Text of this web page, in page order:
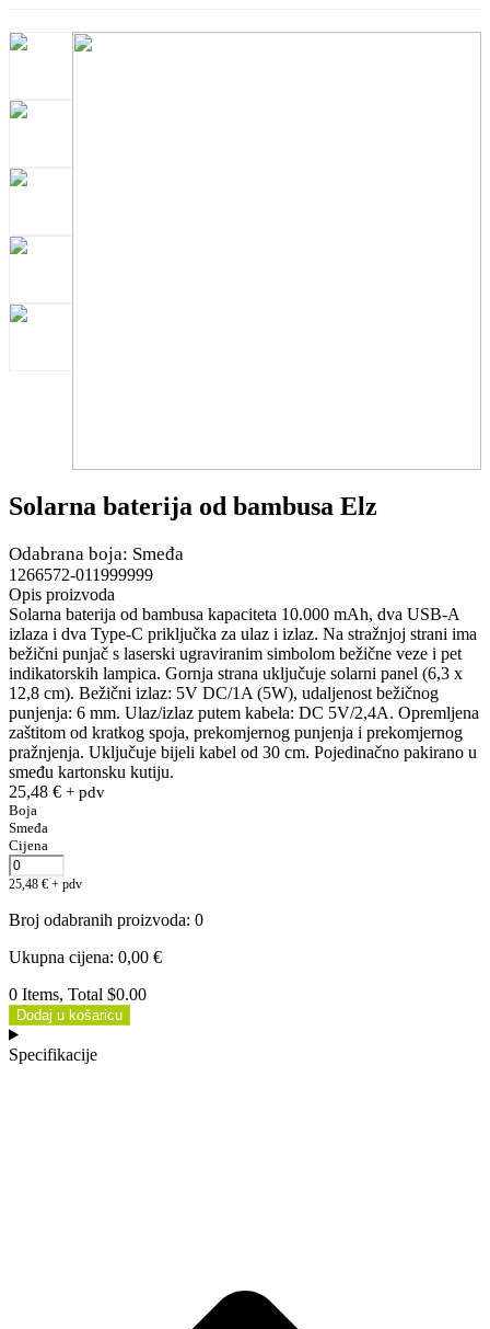
Solarna baterija od bambusa Elz
Odabrana boja: Smeđa
1266572-011999999
Opis proizvoda
Solarna baterija od bambusa kapaciteta 10.000 mAh, dva USB-A
izlaza i dva Type-C priključka za ulaz i izlaz. Na stražnjoj strani ima
bežični punjač s laserski ugraviranim simbolom bežične veze i pet
indikatorskih lampica. Gornja strana uključuje solarni panel (6,3 x
12,8 cm). Bežični izlaz: 5V DC/1A (5W), udaljenost bežičnog
punjenja: 6 mm. Ulaz/izlaz putem kabela: DC 5V/2,4A. Opremljena
zaštitom od kratkog spoja, prekomjernog punjenja i prekomjernog
pražnjenja. Uključuje bijeli kabel od 30 cm. Pojedinačno pakirano u
smeđu kartonsku kutiju.
25,48 € + pdv
Boja
Smeđa
Cijena
25,48 € + pdv
Broj odabranih proizvoda: 0
Ukupna cijena: 0,00 €
0 Items, Total $0.00
Dodaj u košaricu
Specifikacije